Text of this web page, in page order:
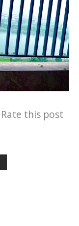
Rate this post